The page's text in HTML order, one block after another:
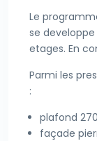
Le
se
etages. En
Parmi les
:
plafond
façade